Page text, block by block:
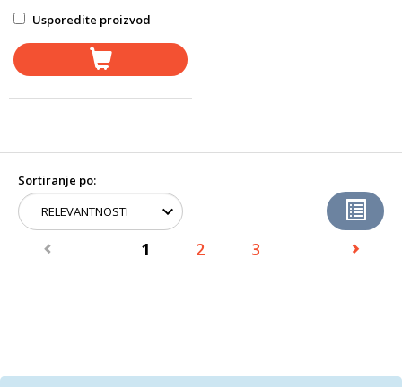
Usporedite proizvod
Sortiranje po:
1 2 3